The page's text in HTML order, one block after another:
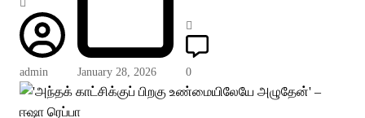
admin January 28, 2026 0